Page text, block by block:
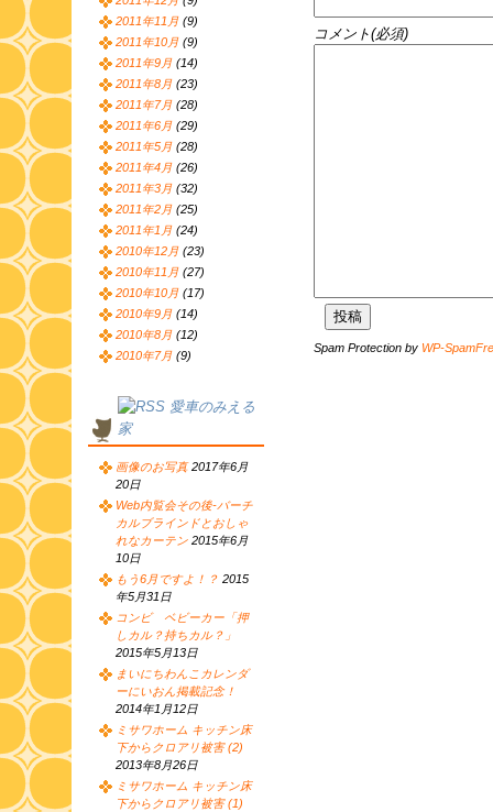
コメント(必須)
Spam Protection by WP-
2011年11月 (9)
2011年10月 (9)
2011年9月 (14)
2011年8月 (23)
2011年7月 (28)
2011年6月 (29)
2011年5月 (28)
2011年4月 (26)
2011年3月 (32)
2011年2月 (25)
2011年1月 (24)
2010年12月 (23)
2010年11月 (27)
2010年10月 (17)
2010年9月 (14)
2010年8月 (12)
2010年7月 (9)
愛車のみえる
家
画像のお写真 2017年6月
20日
Web内覧会その後-バーチ
カルブラインドとおしゃ
れなカーテン 2015年6月
10日
もう6月ですよ！？ 2015
年5月31日
コンビ ベビーカー「押
しカル？持ちカル？」
2015年5月13日
まいにちわんこカレンダ
ーにいおん掲載記念！
2014年1月12日
ミサワホーム キッチン床
下からクロアリ被害 (2)
2013年8月26日
ミサワホーム キッチン床
下からクロアリ被害 (1)